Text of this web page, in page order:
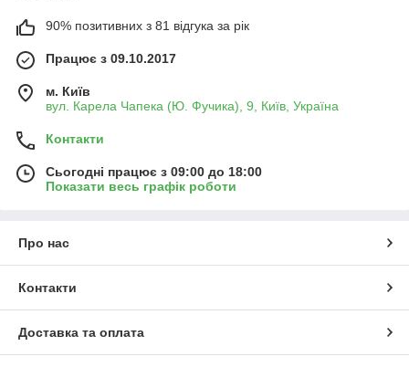
90% позитивних з 81 відгука за рік
Працює з 09.10.2017
м. Київ
вул. Карела Чапека (Ю. Фучика), 9, Київ, Україна
Контакти
Сьогодні працює з 09:00 до 18:00
Показати весь графік роботи
Про нас
Контакти
Доставка та оплата